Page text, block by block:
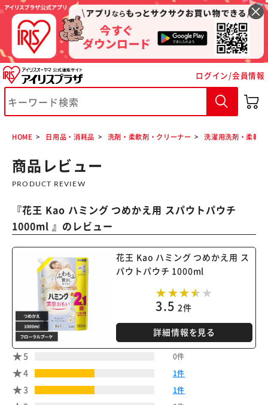
ログイン/会員情報
HOME 日用品・消耗品 洗剤・柔軟剤・クリーナー 洗濯用洗剤・柔軟剤
商品レビュー
PRODUCT REVIEW
『花王 Kao ハミング つめかえ用 スパウトパウチ
1000ml 』のレビュー
花王 Kao ハミング つめかえ用 ス
パウトパウチ 1000ml
3.5 2件
詳細情報を見る
5 0件
4 1件
3 1件
※ご確認ください
カートに入れる 購入手続きへ